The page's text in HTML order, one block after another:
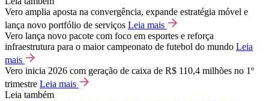
Vero amplia aposta na convergência, expande estratégia móvel e
lança novo portfólio de serviços Leia mais
Vero lança novo pacote com foco em esportes e reforça
infraestrutura para o maior campeonato de futebol do mundo Leia
mais
Vero inicia 2026 com geração de caixa de R$ 110,4 milhões no 1º
trimestre Leia mais
Leia também